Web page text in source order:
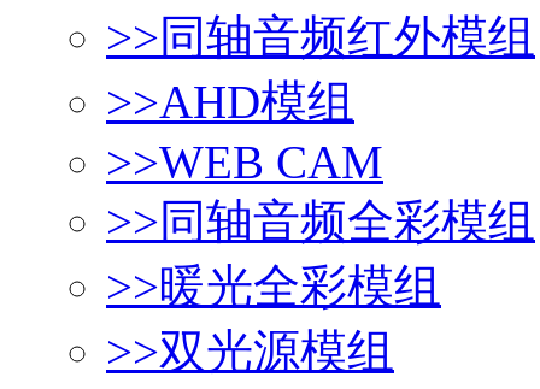
>>同轴音频红外模组
>>AHD模组
>>WEB CAM
>>同轴音频全彩模组
>>暖光全彩模组
>>双光源模组